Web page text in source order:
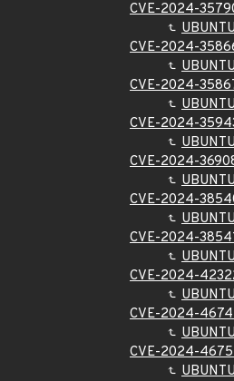
CVE-2024-
CVE-2024-
CVE-2024-
CVE-2024-
CVE-2024-
CVE-2024-
CVE-2024-
CVE-2024-
CVE-2024-
CVE-2024-